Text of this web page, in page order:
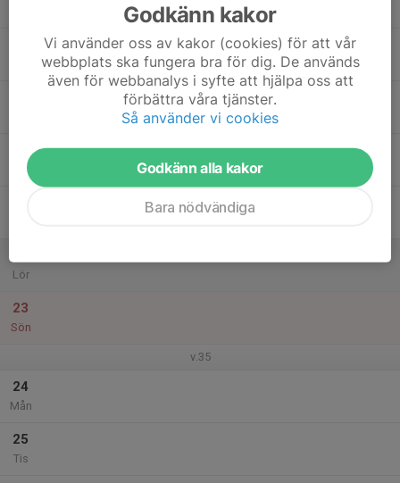
Tor
Lör
23
Sön
v.35
24
Mån
25
Tis
Godkänn kakor
Vi använder oss av kakor (cookies) för att vår
webbplats ska fungera bra för dig. De används
även för webbanalys i syfte att hjälpa oss att
förbättra våra tjänster.
Så använder vi cookies
Godkänn alla kakor
Bara nödvändiga